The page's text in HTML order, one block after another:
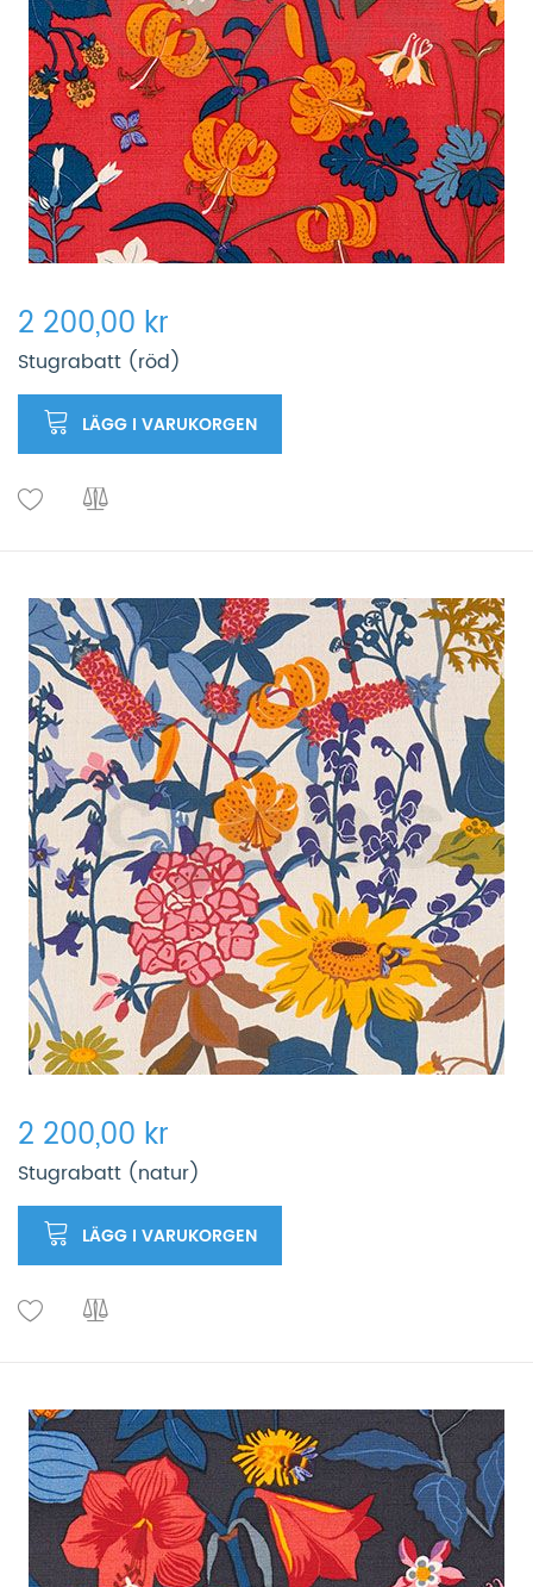
2 200,00 kr
Stugrabatt (röd)
LÄGG I VARUKORGEN
2 200,00 kr
Stugrabatt (natur)
LÄGG I VARUKORGEN